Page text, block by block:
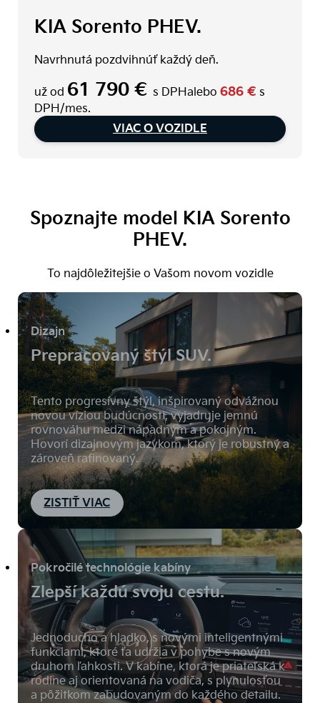
KIA Sorento PHEV.
Navrhnutá pozdvihnúť každý deň.
už od 61 790 € s DPHalebo 686 € s
DPH/mes.
VIAC O VOZIDLE
Spoznajte model KIA Sorento
PHEV.
To najdôležitejšie o Vašom novom vozidle
Dizajn
Prepracovaný štýl SUV.
Tento progresívny štýl, inšpirovaný odvážnou
novou víziou budúcnosti, vyjadruje jemnú
rovnováhu medzi nápadným a pokojným.
Hovorí dizajnovým jazykom, ktorý je robustný a
zároveň rafinovaný.
ZISTIŤ VIAC
Pokročilé technológie kabíny
Zlepší každú svoju cestu.
Jednoducho a hladko, s novými inteligentnými
funkciami, ktoré ťa udržia v pohybe s novým
druhom ľahkosti. V kabíne, ktorá je priateľská k
rodine aj orientovaná na vodiča, s plynulosťou
a pôžitkom zabudovaným do každého detailu.